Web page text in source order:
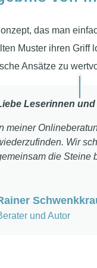
das man
Muster ihren
Ansätze zu
Leserinnen und
meiner
Wir
die Steine
und Autor